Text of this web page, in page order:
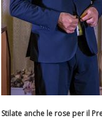
Stilate anche le rose per il